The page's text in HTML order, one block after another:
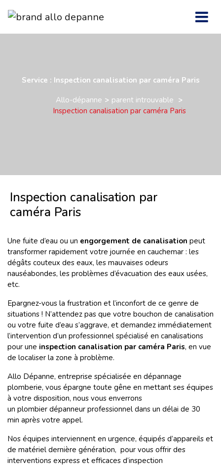
Service : Inspection canalisation par caméra Paris
Allo-dépanne
parent introuvable
Inspection canalisation par caméra Paris
Inspection canalisation par
caméra Paris
Une fuite d’eau ou un engorgement de canalisation peut
transformer rapidement votre journée en cauchemar : les
dégâts couteux des eaux, les mauvaises odeurs
nauséabondes, les problèmes d’évacuation des eaux usées,
etc.
Epargnez-vous la frustration et l’inconfort de ce genre de
situations ! N’attendez pas que votre bouchon de canalisation
ou votre fuite d’eau s’aggrave, et demandez immédiatement
l’intervention d’un professionnel spécialisé en canalisations
pour une inspection canalisation par caméra Paris, en vue
de localiser la zone à problème.
Allo Dépanne, entreprise spécialisée en dépannage
plomberie, vous épargne toute gêne en mettant ses équipes
à votre disposition, nous vous enverrons
un plombier dépanneur professionnel dans un délai de 30
min après votre appel.
Nos équipes interviennent en urgence, équipés d’appareils et
de matériel dernière génération, pour vous offrir des
interventions express et efficaces d’inspection